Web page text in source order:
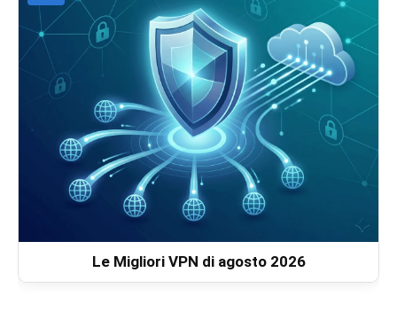
Le Migliori VPN di agosto 2026